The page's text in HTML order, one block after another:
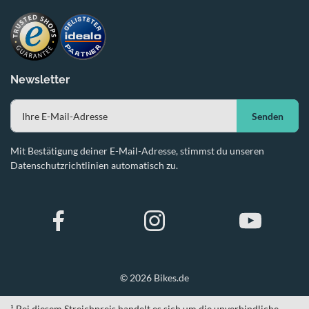
Newsletter
Senden
Mit Bestätigung deiner E-Mail-Adresse, stimmst du unseren
Datenschutzrichtlinien automatisch zu.
© 2026 Bikes.de